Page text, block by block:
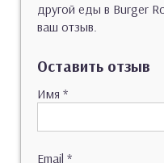
другой еды в Burger
ваш отзыв.
Оставить отзыв
Имя *
Email *